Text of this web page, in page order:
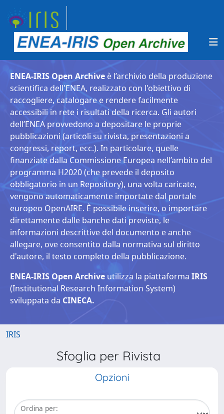
ENEA-IRIS Open Archive è l’archivio della produzione
scientifica dell'ENEA, realizzato con l'obiettivo di
raccogliere, catalogare e rendere facilmente
accessibili in rete i risultati della ricerca. Gli autori
dell’ENEA provvedono a depositare le proprie
pubblicazioni (articoli su rivista, presentazioni a
congressi, report, ecc.). In particolare, quelle
finanziate dalla Commissione Europea nell’ambito del
programma H2020 (che prevede il deposito
obbligatorio in un Repository), una volta caricate,
vengono automaticamente importate dal portale
europeo OpenAIRE. È possibile inserire, o importare
direttamente dalle banche dati previste, le
informazioni descrittive del documento e anche
allegare, ove consentito dalla normativa sul diritto
d'autore, il testo completo della pubblicazione.
ENEA-IRIS Open Archive utilizza la piattaforma IRIS
(Institutional Research Information System)
sviluppata da CINECA.
IRIS
Sfoglia per Rivista
Opzioni
Ordina per: